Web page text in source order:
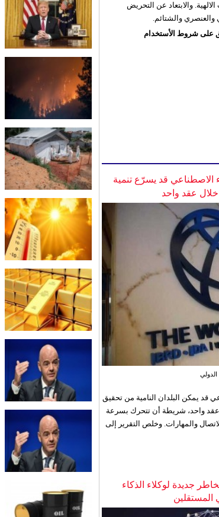
الالهية. والابتعاد عن التحريض
والعنصري والشتائم.
على شروط الأستخدام
الاصطناعي قد يسرّع تنمية
خلال عقد واحد
الدولي
قد يمكن البلدان النامية من تحقيق
عقد واحد، شريطة أن تتحرك بسرعة
والمهارات. وخلص التقرير إلى
جديدة لوكلاء الذكاء
المستقلين